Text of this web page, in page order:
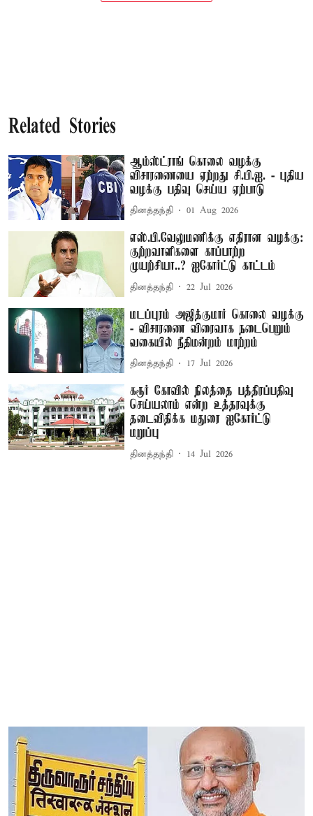
Related Stories
ஆம்ஸ்ட்ராங் கொலை வழக்கு
விசாரணையை ஏற்றது சி.பி.ஐ. - புதிய
வழக்கு பதிவு செய்ய ஏற்பாடு
தினத்தந்தி 01 Aug 2026
எஸ்.பி.வேலுமணிக்கு எதிரான வழக்கு:
குற்றவாளிகளை காப்பாற்ற
முயற்சியா..? ஐகோர்ட்டு காட்டம்
தினத்தந்தி 22 Jul 2026
மடப்புரம் அஜித்குமார் கொலை வழக்கு
- விசாரணை விரைவாக நடைபெறும்
வகையில் நீதிமன்றம் மாற்றம்
தினத்தந்தி 17 Jul 2026
கரூர் கோவில் நிலத்தை பத்திரப்பதிவு
செய்யலாம் என்ற உத்தரவுக்கு
தடைவிதிக்க மதுரை ஐகோர்ட்டு
மறுப்பு
தினத்தந்தி 14 Jul 2026